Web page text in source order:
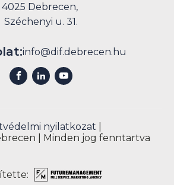
4025 Debrecen,
Széchenyi u. 31.
info@dif.debrecen.hu
nyilatkozat
| Minden jog fenntartva